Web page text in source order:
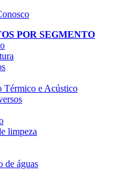
POR SEGMENTO
Térmico e Acústico
limpeza
de águas